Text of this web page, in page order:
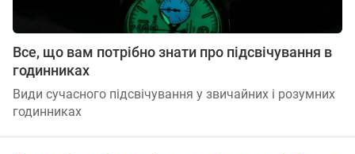
Все, що вам потрібно знати про підсвічування в
годинниках
Види сучасного підсвічування у звичайних і розумних
годинниках